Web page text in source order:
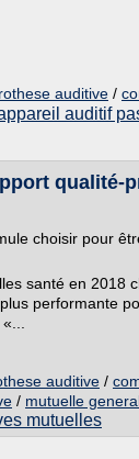
auditive /
auditif
qualité-
choisir pour
santé en 2018
performante
auditive /
/ mutuelle
mutuelles